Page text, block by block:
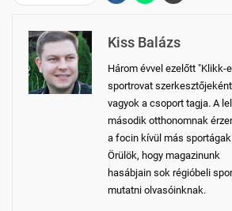
Kiss Balázs
Három évvel ezelőtt "Klikk-
sportrovat szerkesztőjeként
vagyok a csoport tagja. A
második otthonomnak
a focin kívül más
Örülök, hogy magazinunk
hasábjain sok régióbeli
mutatni olvasóinknak.